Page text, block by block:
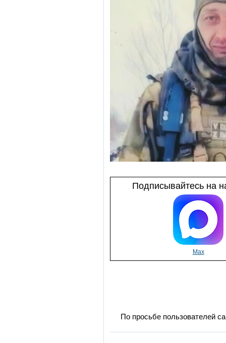
Подписывайтесь на
Max
По просьбе пользователей